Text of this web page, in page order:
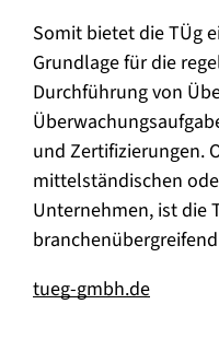
Somit bietet die TÜg
Grundlage für die
Durchführung von
und Zertifizierungen.
mittelständischen
Unternehmen, ist die
tueg-gmbh.de